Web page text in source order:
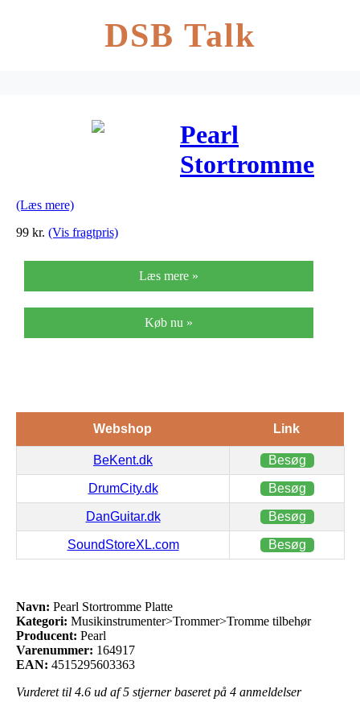
DSB Talk
Pearl
Stortromme
(Læs mere)
99 kr. (Vis fragtpris)
Læs mere »
Køb nu »
Webshop Link
BeKent.dk Besøg
DrumCity.dk Besøg
DanGuitar.dk Besøg
SoundStoreXL.com Besøg
Navn: Pearl Stortromme Platte
Kategori: Musikinstrumenter>Trommer>Tromme tilbehør
Producent: Pearl
Varenummer: 164917
EAN: 4515295603363
Vurderet til 4.6 ud af 5 stjerner baseret på 4 anmeldelser